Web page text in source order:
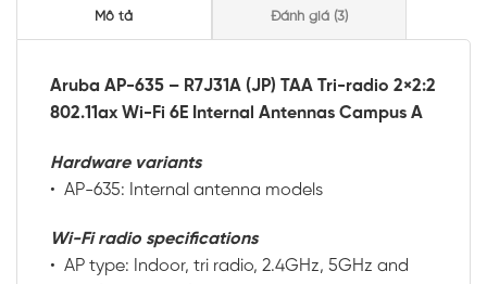
Mô tả Đánh giá (3)
Aruba AP-635 – R7J31A (JP) TAA Tri-radio 2×2:2
802.11ax Wi-Fi 6E Internal Antennas Campus A
Hardware variants
• AP-635: Internal antenna models
Wi-Fi radio specifications
• AP type: Indoor, tri radio, 2.4GHz, 5GHz and